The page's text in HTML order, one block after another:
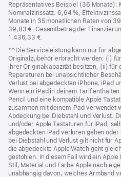
Repräsentatives Beispiel (36 Monate):
Nominalzinssatz: 6,64 %,
Monate in 35 monatlichen Raten von
39,83 €. Gesamtbetrag der
1.436,33 €.
*^Die Serviceleistung kann nur für
Originalzubehör erbracht werden: (i)
ihrer Originalkapazität besitzen, (ii) für
Reparaturen bei unabsichtlicher
Verlust bei abgedeckten iPhone, iPad
Wenn ein iPad in deinem Tarif
Pencil und eine kompatible Apple
zusammen mit deinem iPad verwendet
Abdeckung bei Diebstahl und Verlust.
und/oder Apple Tastaturen für iPad,
abgedeckten iPad verloren gehen
bei Diebstahl und Verlust gilt nicht für
die abgedeckte Apple Watch geht
gestohlen. In diesem Fall wird ein
Stil, Material und Farbe Apple nach
unabhängig davon, welches Armband